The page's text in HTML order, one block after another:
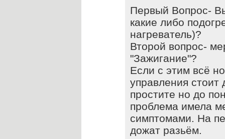
Первый Вопрос-
какие либо
нагреватель)?
Второй вопрос-
"Зажигание"?
Если с этим всё
управления стоит
простите но до
проблема имела
симптомами. На
дожат разьём.